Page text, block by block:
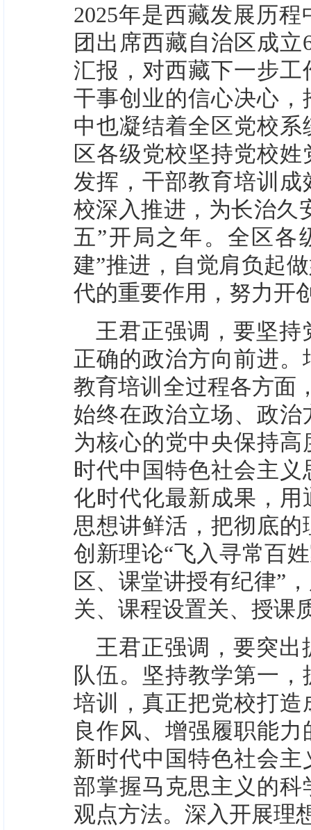
2025年是西藏发展历
团出席西藏自治区成
汇报，对西藏下一步
干事创业的信心决心
中也凝结着全区党校
区各级党校坚持党校
发挥，干部教育培训
校深入推进，为长治久
五”开局之年。全区各
建”推进，自觉肩负起
代的重要作用，努力开
王君正强调，要坚
正确的政治方向前进
教育培训全过程各方面
始终在政治立场、政
为核心的党中央保持
时代中国特色社会主
化时代化最新成果，
思想讲鲜活，把彻底
创新理论“飞入寻常百
区、课堂讲授有纪律”
关、课程设置关、授课
王君正强调，要突
队伍。坚持教学第一
培训，真正把党校打
良作风、增强履职能
新时代中国特色社会
部掌握马克思主义的
观点方法。深入开展理